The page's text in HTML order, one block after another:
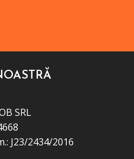
SRL
J23/2434/2016